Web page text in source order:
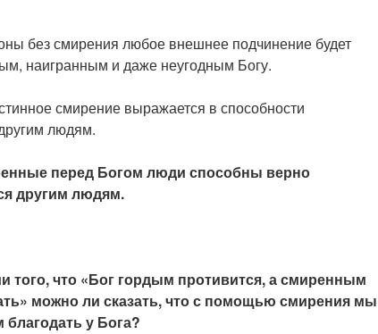
без смирения любое внешнее подчинение будет
наигранным и даже неугодным Богу.
смирение выражается в способности
людям.
перед Богом люди способны верно
другим людям.
того, что «Бог гордым противится, а смиренным
можно ли сказать, что с помощью смирения мы
благодать у Бога?